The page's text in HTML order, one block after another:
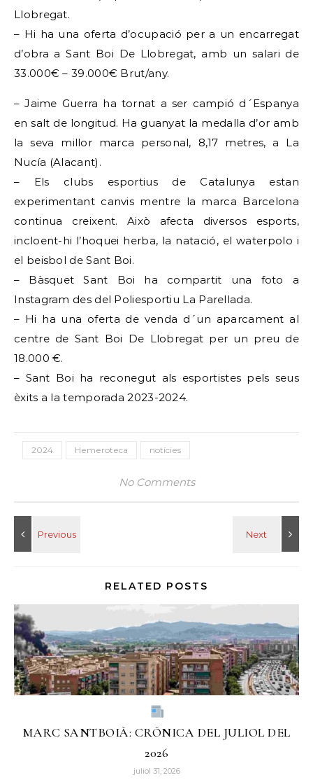
Llobregat.
– Hi ha una oferta d’ocupació per a un encarregat
d’obra a Sant Boi De Llobregat, amb un salari de
33.000€ – 39.000€ Brut/any.
– Jaime Guerra ha tornat a ser campió d´Espanya
en salt de longitud. Ha guanyat la medalla d’or amb
la seva millor marca personal, 8,17 metres, a La
Nucía (Alacant).
– Els clubs esportius de Catalunya estan
experimentant canvis mentre la marca Barcelona
continua creixent. Això afecta diversos esports,
incloent-hi l’hoquei herba, la natació, el waterpolo i
el beisbol de Sant Boi.
– Bàsquet Sant Boi ha compartit una foto a
Instagram des del Poliesportiu La Parellada.
– Hi ha una oferta de venda d´un aparcament al
centre de Sant Boi De Llobregat per un preu de
18.000 €.
– Sant Boi ha reconegut als esportistes pels seus
èxits a la temporada 2023-2024.
2024 Hemeroteca notícies
No Comments
RELATED POSTS
MARC SANTBOIÀ: CRÒNICA DEL JULIOL DEL
2026
juliol 31, 2026